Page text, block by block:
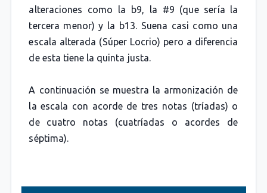
alteraciones como la b9, la #9 (que sería la
tercera menor) y la b13. Suena casi como una
escala alterada (Súper Locrio) pero a diferencia
de esta tiene la quinta justa.
A continuación se muestra la armonización de
la escala con acorde de tres notas (tríadas) o
de cuatro notas (cuatríadas o acordes de
séptima).